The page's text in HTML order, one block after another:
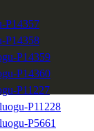
P14357
P14358
P14359
P14360
P11227
P11228
P5661